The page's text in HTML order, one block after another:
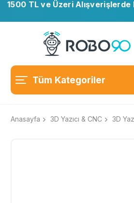
1500 TL ve Üzeri
Tüm Kategoriler
Anasayfa 3D Yazıcı & CNC 3D